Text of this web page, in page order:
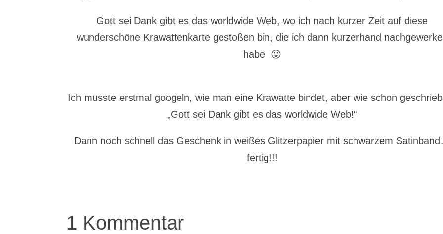
Gott sei Dank gibt es das worldwide Web, wo ich nach kurzer Zeit auf diese
wunderschöne Krawattenkarte gestoßen bin, die ich dann kurzerhand
habe 😛
Ich musste erstmal googeln, wie man eine Krawatte bindet, aber wie schon
„Gott sei Dank gibt es das worldwide Web!“
Dann noch schnell das Geschenk in weißes Glitzerpapier mit schwarzem
fertig!!!
1 Kommentar